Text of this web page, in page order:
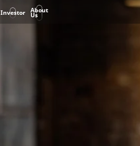
Investor About
Us